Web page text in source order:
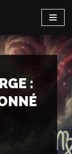
: